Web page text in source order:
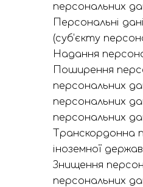
персональних
Персональні
(суб’єкту
Надання
Поширення
персональних
персональних
персональних
Транскордонна
іноземної
Знищення
персональних